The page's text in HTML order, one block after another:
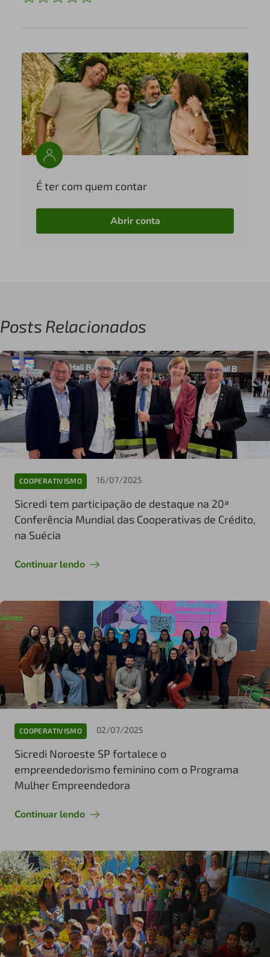
É ter com quem contar
Abrir conta
Posts Relacionados
COOPERATIVISMO 16/07/2025
Sicredi tem participação de destaque na 20ª
Conferência Mundial das Cooperativas de Crédito,
na Suécia
Continuar lendo
COOPERATIVISMO 02/07/2025
Sicredi Noroeste SP fortalece o
empreendedorismo feminino com o Programa
Mulher Empreendedora
Continuar lendo